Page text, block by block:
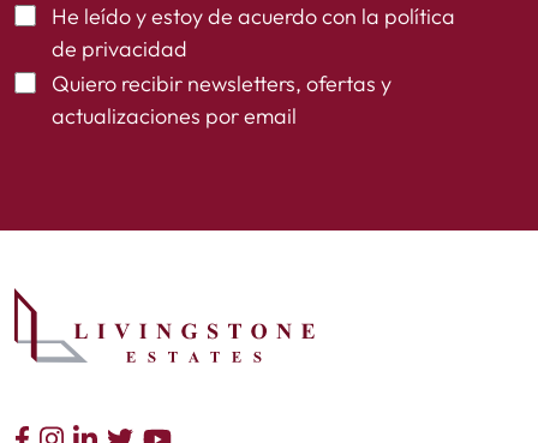
He leído y estoy de acuerdo con la política
de privacidad
Quiero recibir newsletters, ofertas y
actualizaciones por email